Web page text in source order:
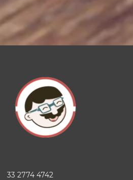
33 2774 4742